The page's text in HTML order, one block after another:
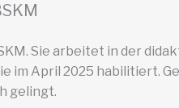
Sie arbeitet in der
im April 2025 habilitiert.
gelingt.